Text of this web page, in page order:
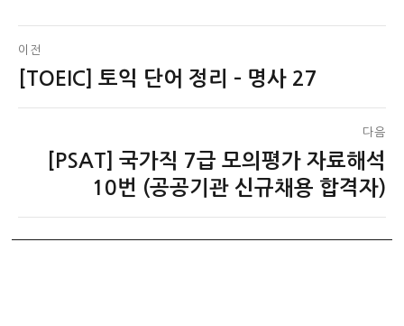
글
탐
이전
이[TOEIC] 토익 단어 정리 – 명사 27
다음
[PSAT] 국가직 7급 모의평가 자료해석
10번 (공공기관 신규채용 합격자)